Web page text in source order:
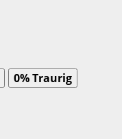
0%Traurig